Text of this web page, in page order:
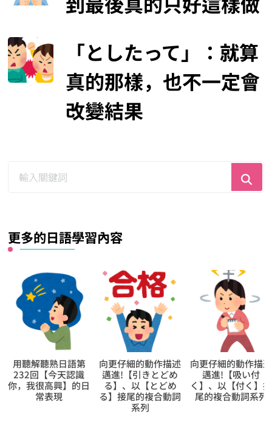
「としたって」：就算
真的那樣，也不一定會
改變結果
更多的日語學習內容
向更仔細的動作描述
邁進!【引きとどめ
る】、以【とどめ
る】接尾的複合動詞
向更仔細的動作描述
邁進!【吸い付
く】、以【付く】接
尾的複合動詞系列
【逆索引學日文第
91回】廣東話裡
【切絲】的日文怎樣
說?